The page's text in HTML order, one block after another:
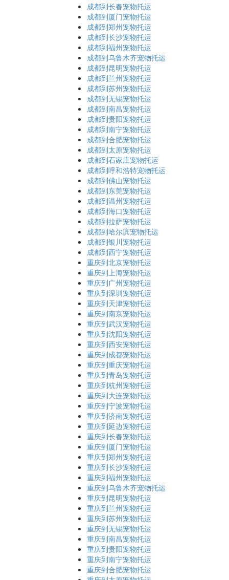
成都到长春宠物托运
成都到厦门宠物托运
成都到郑州宠物托运
成都到长沙宠物托运
成都到福州宠物托运
成都到乌鲁木齐宠物托运
成都到昆明宠物托运
成都到兰州宠物托运
成都到苏州宠物托运
成都到无锡宠物托运
成都到南昌宠物托运
成都到贵阳宠物托运
成都到南宁宠物托运
成都到合肥宠物托运
成都到太原宠物托运
成都到石家庄宠物托运
成都到呼和浩特宠物托运
成都到佛山宠物托运
成都到东莞宠物托运
成都到温州宠物托运
成都到海口宠物托运
成都到拉萨宠物托运
成都到哈尔滨宠物托运
成都到银川宠物托运
成都到西宁宠物托运
重庆到北京宠物托运
重庆到上海宠物托运
重庆到广州宠物托运
重庆到深圳宠物托运
重庆到天津宠物托运
重庆到南京宠物托运
重庆到武汉宠物托运
重庆到沈阳宠物托运
重庆到西安宠物托运
重庆到成都宠物托运
重庆到重庆宠物托运
重庆到青岛宠物托运
重庆到杭州宠物托运
重庆到大连宠物托运
重庆到宁波宠物托运
重庆到济南宠物托运
重庆到延边宠物托运
重庆到长春宠物托运
重庆到厦门宠物托运
重庆到郑州宠物托运
重庆到长沙宠物托运
重庆到福州宠物托运
重庆到乌鲁木齐宠物托运
重庆到昆明宠物托运
重庆到兰州宠物托运
重庆到苏州宠物托运
重庆到无锡宠物托运
重庆到南昌宠物托运
重庆到贵阳宠物托运
重庆到南宁宠物托运
重庆到合肥宠物托运